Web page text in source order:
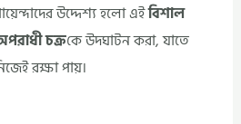
উদ্দেশ্য হলো এইবিশাল
চক্রকে উদঘাটন করা, যাতে
রক্ষা পায়।